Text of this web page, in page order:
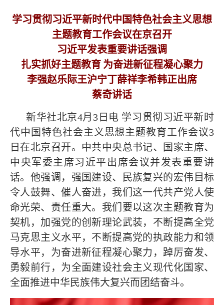
学习贯彻习近平新时代中国特色社会主义思想
主题教育工作会议在京召开
习近平发表重要讲话强调
扎实抓好主题教育 为奋进新征程凝心聚力
李强赵乐际王沪宁丁薛祥李希韩正出席
蔡奇讲话
新华社北京4月3日电 学习贯彻习近平新时
代中国特色社会主义思想主题教育工作会议3
日在北京召开。中共中央总书记、国家主席、
中央军委主席习近平出席会议并发表重要讲
话。他强调，强国建设、民族复兴的宏伟目标
令人鼓舞、催人奋进，我们这一代共产党人使
命光荣、责任重大。我们要以这次主题教育为
契机，加强党的创新理论武装，不断提高全党
马克思主义水平，不断提高党的执政能力和领
导水平，为奋进新征程凝心聚力，踔厉奋发、
勇毅前行，为全面建设社会主义现代化国家、
全面推进中华民族伟大复兴而团结奋斗。